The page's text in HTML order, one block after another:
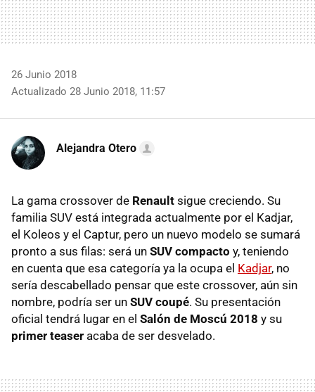
26 Junio 2018
Actualizado 28 Junio 2018, 11:57
Alejandra Otero
La gama crossover de Renault sigue creciendo. Su
familia SUV está integrada actualmente por el Kadjar,
el Koleos y el Captur, pero un nuevo modelo se sumará
pronto a sus filas: será un SUV compacto y, teniendo
en cuenta que esa categoría ya la ocupa el Kadjar, no
sería descabellado pensar que este crossover, aún sin
nombre, podría ser un SUV coupé. Su presentación
oficial tendrá lugar en el Salón de Moscú 2018 y su
primer teaser acaba de ser desvelado.